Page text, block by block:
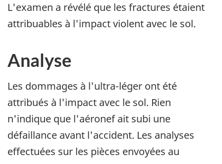
L'examen a révélé que les fractures étaient
attribuables à l'impact violent avec le sol.
Analyse
Les dommages à l'ultra-léger ont été
attribués à l'impact avec le sol. Rien
n'indique que l'aéronef ait subi une
défaillance avant l'accident. Les analyses
effectuées sur les pièces envoyées au